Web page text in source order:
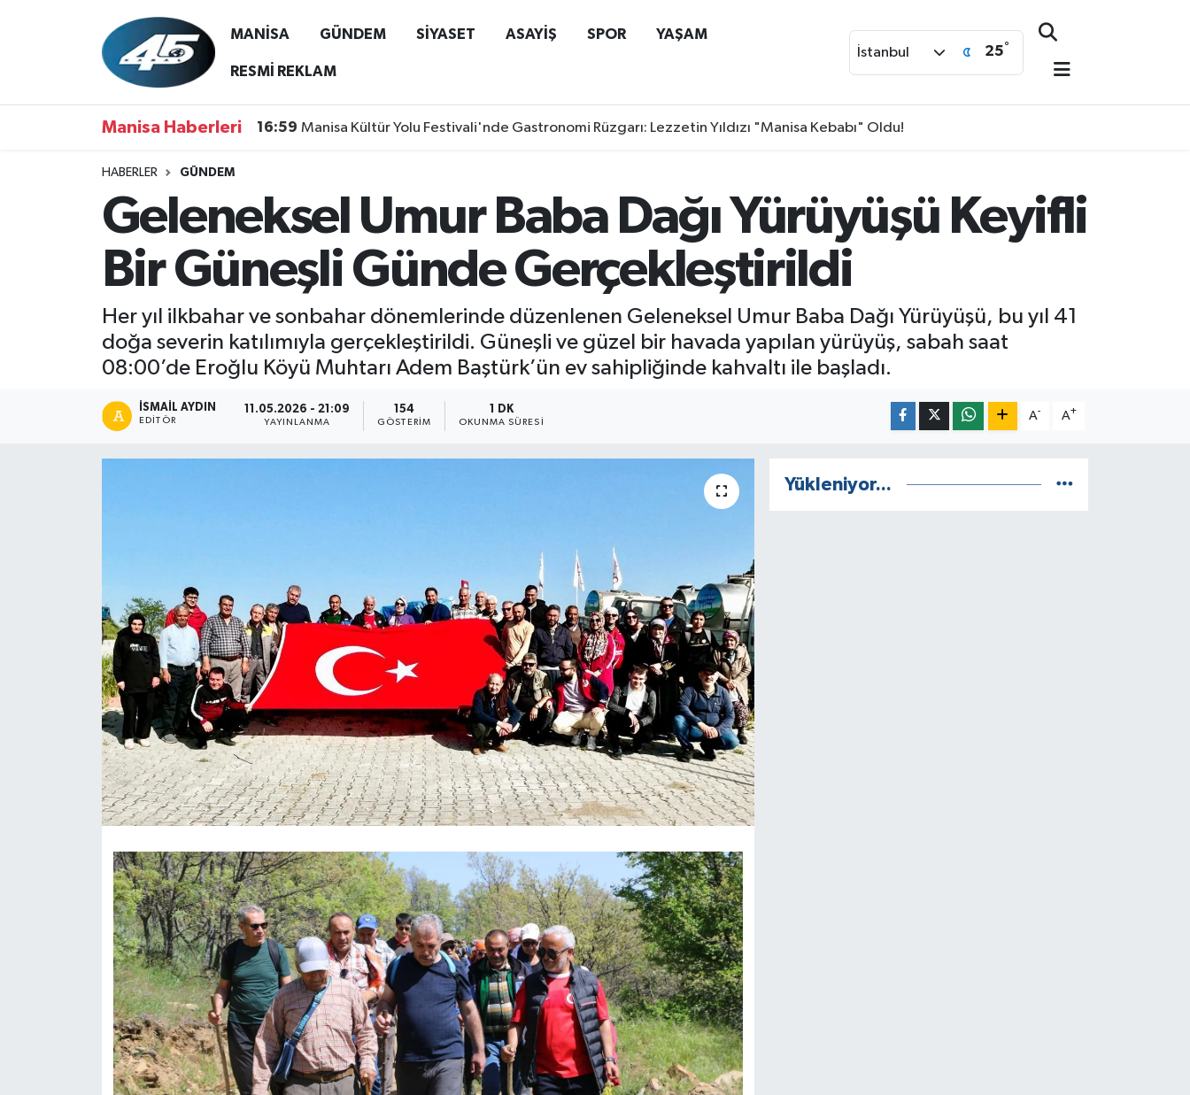
MANİSA GÜNDEM SİYASET ASAYİŞ SPOR YAŞAM
RESMİ REKLAM
İstanbul 25°
Manisa Haberleri 16:59 Manisa Kültür Yolu Festivali'nde Gastronomi Rüzgarı: Lezzetin Yıldızı "Manisa Kebabı" Oldu!
HABERLER GÜNDEM
Geleneksel Umur Baba Dağı Yürüyüşü Keyifli
Bir Güneşli Günde Gerçekleştirildi
Her yıl ilkbahar ve sonbahar dönemlerinde düzenlenen Geleneksel Umur Baba Dağı Yürüyüşü, bu yıl 41
doğa severin katılımıyla gerçekleştirildi. Güneşli ve güzel bir havada yapılan yürüyüş, sabah saat
08:00’de Eroğlu Köyü Muhtarı Adem Baştürk’ün ev sahipliğinde kahvaltı ile başladı.
İSMAIL AYDIN
EDITÖR
11.05.2026 - 21:09
YAYINLANMA
154
GÖSTERIM
1 DK
OKUNMA SÜRESI
A- A+
Yükleniyor...
MANİSA
RESMİ REKLAM
Hava Durumu
Tüm Manşetler
Son Dakika Haberleri